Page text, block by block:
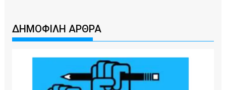
ΔΗΜΟΦΙΛΗ ΑΡΘΡΑ